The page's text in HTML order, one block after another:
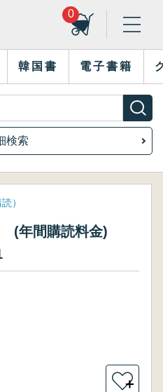
0
韓国書 電子書籍
検索
）
(年間購読料金)
＋